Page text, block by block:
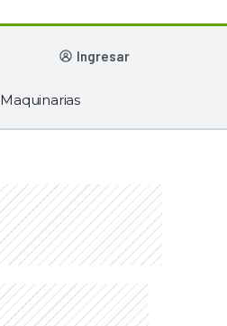
ingresar
Maquinarias